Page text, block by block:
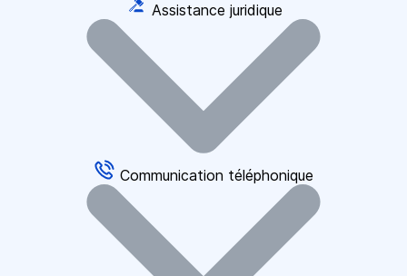
Assistance juridique
Communication téléphonique